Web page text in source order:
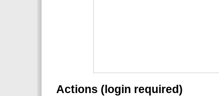
Actions (login required)